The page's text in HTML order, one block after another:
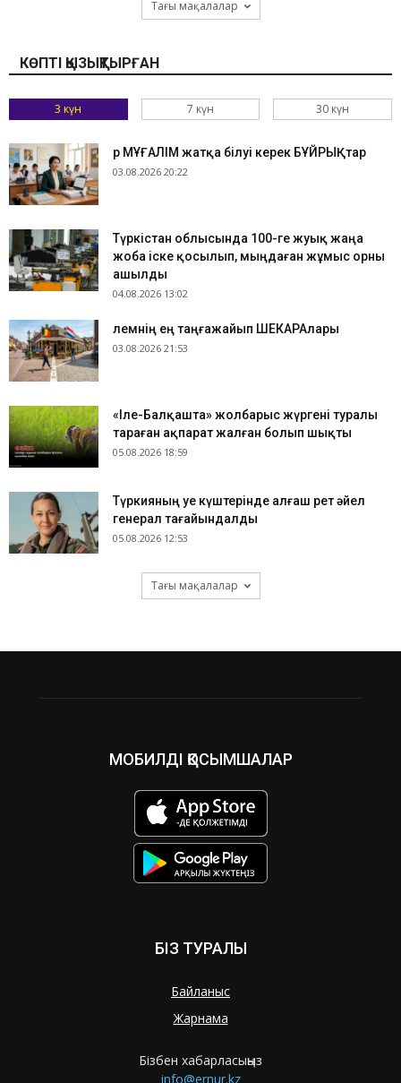
Тағы мақалалар
КӨПТІ ҚЫЗЫҚТЫРҒАН
3 күн 7 күн 30 күн
Әр МҰҒАЛІМ жатқа білуі керек БҰЙРЫҚтар
03.08.2026 20:22
Түркістан облысында 100-ге жуық жаңа
жоба іске қосылып, мыңдаған жұмыс орны
ашылды
04.08.2026 13:02
​Әлемнің ең таңғажайып ШЕКАРАлары
03.08.2026 21:53
«Іле-Балқашта» жолбарыс жүргені туралы
тараған ақпарат жалған болып шықты
05.08.2026 18:59
Түркияның Әуе күштерінде алғаш рет әйел
генерал тағайындалды
05.08.2026 12:53
Тағы мақалалар
МОБИЛДІ ҚОСЫМШАЛАР
БІЗ ТУРАЛЫ
Байланыс
Жарнама
Бізбен хабарласыңыз
info@ernur.kz